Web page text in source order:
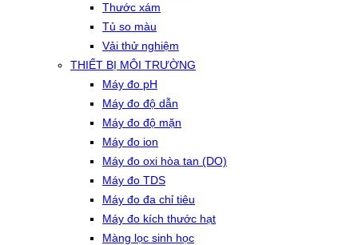
Thước xám
Tủ so màu
Vải thử nghiệm
THIẾT BỊ MÔI TRƯỜNG
Máy đo pH
Máy đo độ dẫn
Máy đo độ mặn
Máy đo ion
Máy đo oxi hòa tan (DO)
Máy đo TDS
Máy đo đa chỉ tiêu
Máy đo kích thước hạt
Màng lọc sinh học